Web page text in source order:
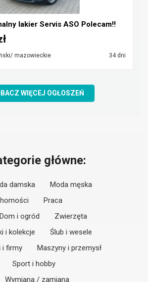
lakier Servis ASO Polecam!!
mazowieckie 34 dni
WIĘCEJ OGŁOSZEŃ
główne:
damska
Moda męska
Praca
Dom i ogród
Zwierzęta
i kolekcje
Ślub i wesele
i firmy
Maszyny i przemysł
Sport i hobby
Wymiana / zamiana